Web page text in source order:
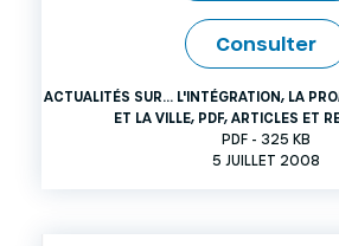
Consulter
ACTUALITÉS SUR... L'INTÉGRATION, LA
ET LA VILLE, PDF, ARTICLES ET
PDF - 325 KB
5 JUILLET 2008